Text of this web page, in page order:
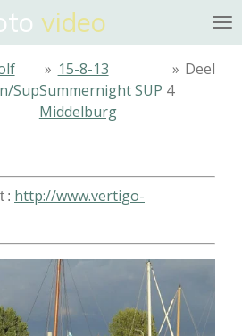
video
Sup
» 15-8-13
Summernight SUP
Middelburg
» Deel
4
: http://www.vertigo-